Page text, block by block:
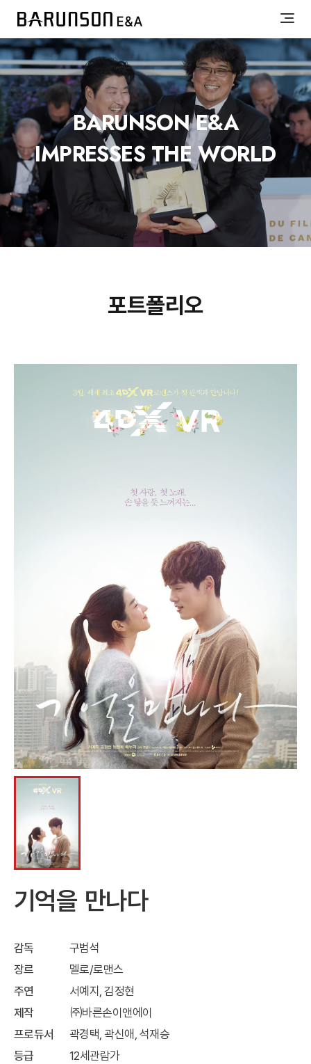
BARUNSON E&A
IMPRESSES THE WORLD
포트폴리오
기억을 만나다
감독
구범석
장르
멜로/로맨스
주연
서예지, 김정현
제작
㈜바른손이앤에이
프로듀서
곽경택, 곽신애, 석재승
등급
12세관람가